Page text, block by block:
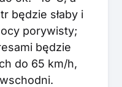
będzie słaby i
porywisty;
będzie
do 65 km/h,